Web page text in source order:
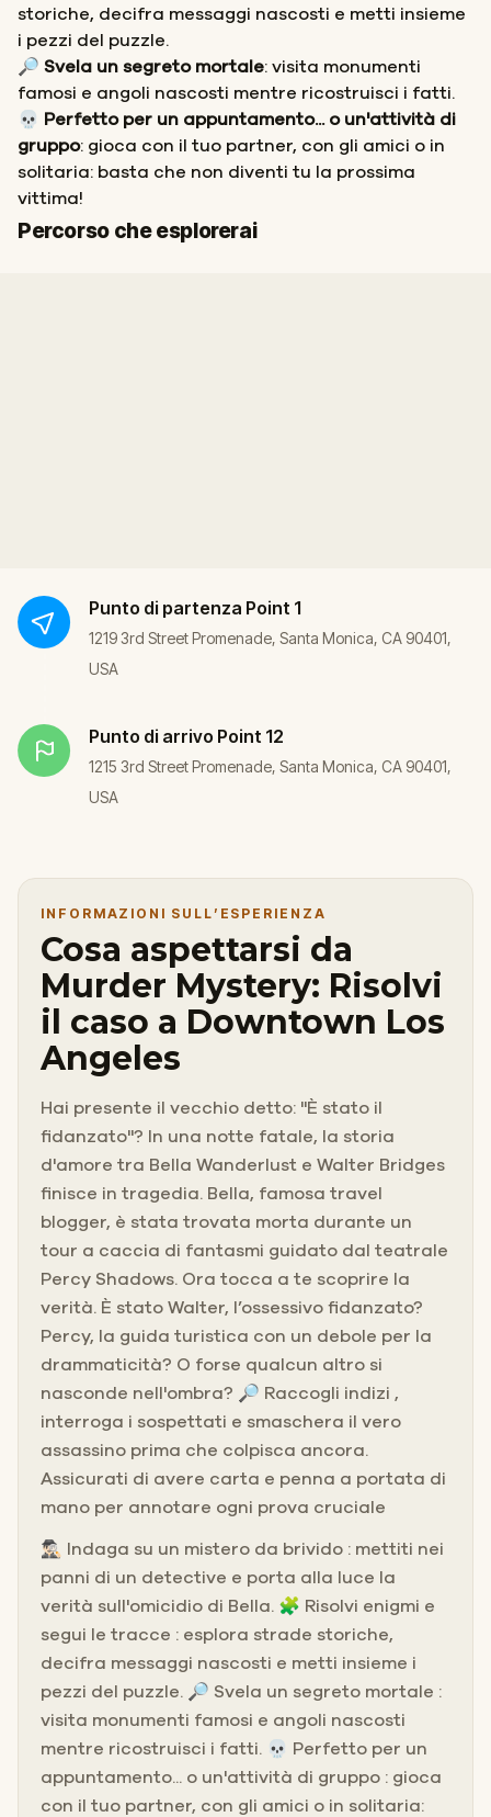
storiche, decifra messaggi nascosti e metti insieme
i pezzi del puzzle.
🔎 Svela un segreto mortale: visita monumenti
famosi e angoli nascosti mentre ricostruisci i fatti.
💀 Perfetto per un appuntamento... o un'attività di
gruppo: gioca con il tuo partner, con gli amici o in
solitaria: basta che non diventi tu la prossima
vittima!
Percorso che esplorerai
Inizio
Fine
Punto di partenza Point 1
1219 3rd Street Promenade, Santa Monica, CA 90401,
USA
Punto di arrivo Point 12
1215 3rd Street Promenade, Santa Monica, CA 90401,
USA
INFORMAZIONI SULL’ESPERIENZA
Cosa aspettarsi da
Murder Mystery: Risolvi
il caso a Downtown Los
Angeles
Hai presente il vecchio detto: "È stato il
fidanzato"? In una notte fatale, la storia
d'amore tra Bella Wanderlust e Walter Bridges
finisce in tragedia. Bella, famosa travel
blogger, è stata trovata morta durante un
tour a caccia di fantasmi guidato dal teatrale
Percy Shadows. Ora tocca a te scoprire la
verità. È stato Walter, l’ossessivo fidanzato?
Percy, la guida turistica con un debole per la
drammaticità? O forse qualcun altro si
nasconde nell'ombra? 🔎 Raccogli indizi ,
interroga i sospettati e smaschera il vero
assassino prima che colpisca ancora.
Assicurati di avere carta e penna a portata di
mano per annotare ogni prova cruciale
🕵🏻‍♂️ Indaga su un mistero da brivido : mettiti nei
panni di un detective e porta alla luce la
verità sull'omicidio di Bella. 🧩 Risolvi enigmi e
segui le tracce : esplora strade storiche,
decifra messaggi nascosti e metti insieme i
pezzi del puzzle. 🔎 Svela un segreto mortale :
visita monumenti famosi e angoli nascosti
mentre ricostruisci i fatti. 💀 Perfetto per un
appuntamento... o un'attività di gruppo : gioca
con il tuo partner, con gli amici o in solitaria: